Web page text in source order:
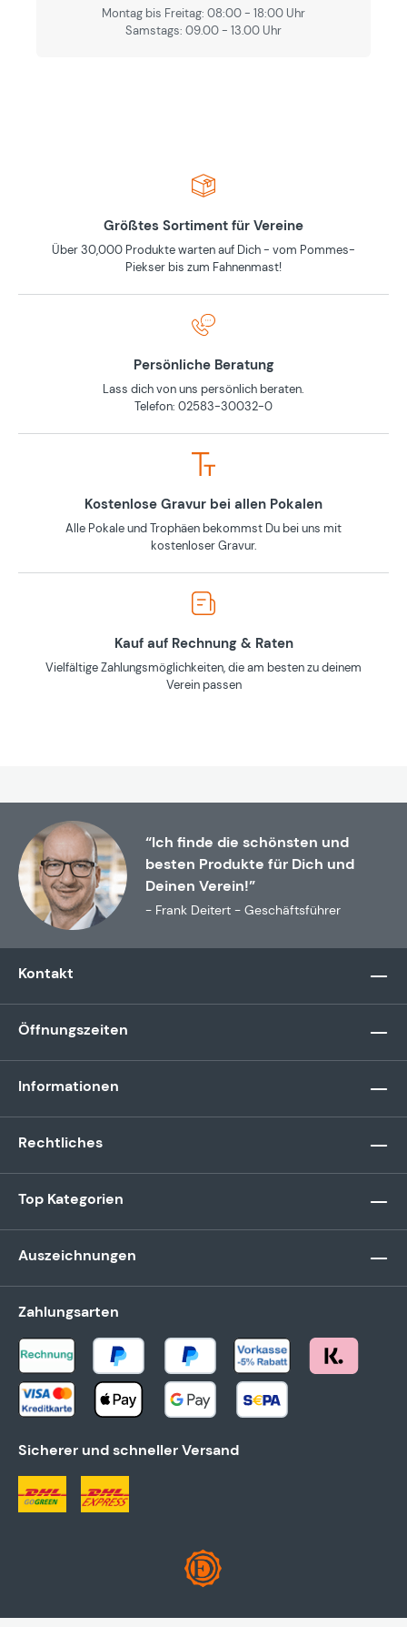
Montag bis Freitag: 08:00 - 18:00 Uhr
Samstags: 09.00 - 13.00 Uhr
Größtes Sortiment für Vereine
Über 30,000 Produkte warten auf Dich - vom Pommes-
Piekser bis zum Fahnenmast!
Persönliche Beratung
Lass dich von uns persönlich beraten.
Telefon: 02583-30032-0
Kostenlose Gravur bei allen Pokalen
Alle Pokale und Trophäen bekommst Du bei uns mit
kostenloser Gravur.
Kauf auf Rechnung & Raten
Vielfältige Zahlungsmöglichkeiten, die am besten zu deinem
Verein passen
“Ich finde die schönsten und
besten Produkte für Dich und
Deinen Verein!”
- Frank Deitert - Geschäftsführer
Kontakt
Öffnungszeiten
Informationen
Rechtliches
Top Kategorien
Auszeichnungen
Zahlungsarten
Sicherer und schneller Versand